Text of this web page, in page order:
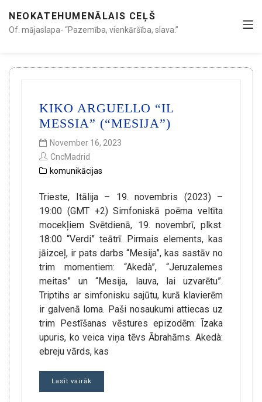
NEOKATEHUMENĀLAIS CEĻŠ
Of. mājaslapa- “Pazemība, vienkāršība, slava.”
KIKO ARGUELLO “IL
MESSIA” (“MESIJA”)
November 16, 2023
CncMadrid
komunikācijas
Trieste, Itālija – 19. novembris (2023) –
19:00 (GMT +2) Simfoniskā poēma veltīta
mocekļiem Svētdienā, 19. novembrī, plkst.
18:00 “Verdi” teātrī. Pirmais elements, kas
jāizceļ, ir pats darbs “Mesija”, kas sastāv no
trim momentiem: “Akedà”, “Jeruzalemes
meitas” un “Mesija, lauva, lai uzvarētu”.
Triptihs ar simfonisku sajūtu, kurā klavierēm
ir galvenā loma. Paši nosaukumi attiecas uz
trim Pestīšanas vēstures epizodēm: Īzaka
upuris, ko veica viņa tēvs Ābrahāms. Akedà:
ebreju vārds, kas
Lasīt vairāk